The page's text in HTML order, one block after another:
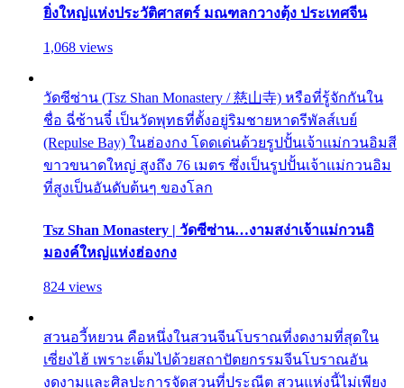
ยิ่งใหญ่แห่งประวัติศาสตร์ มณฑลกวางตุ้ง ประเทศจีน
1,068 views
วัดซีซ่าน (Tsz Shan Monastery / 慈山寺) หรือที่รู้จักกันใน
ชื่อ ฉี่ซ้านจี๋ เป็นวัดพุทธที่ตั้งอยู่ริมชายหาดรีพัลส์เบย์
(Repulse Bay) ในฮ่องกง โดดเด่นด้วยรูปปั้นเจ้าแม่กวนอิมสี
ขาวขนาดใหญ่ สูงถึง 76 เมตร ซึ่งเป็นรูปปั้นเจ้าแม่กวนอิม
ที่สูงเป็นอันดับต้นๆ ของโลก
Tsz Shan Monastery | วัดซีซ่าน…งามสง่าเจ้าแม่กวนอิ
มองค์ใหญ่แห่งฮ่องกง
824 views
สวนอวี้หยวน คือหนึ่งในสวนจีนโบราณที่งดงามที่สุดใน
เซี่ยงไฮ้ เพราะเต็มไปด้วยสถาปัตยกรรมจีนโบราณอัน
งดงามและศิลปะการจัดสวนที่ประณีต สวนแห่งนี้ไม่เพียง